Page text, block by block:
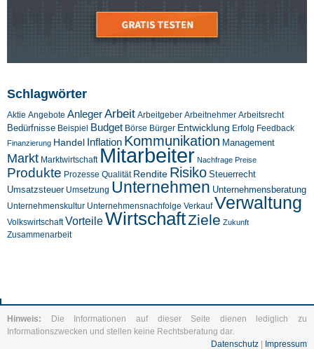
Schlagwörter
Aktie Angebote AnlegerArbeit Arbeitgeber Arbeitnehmer Arbeitsrecht
Bedürfnisse Beispiel Budget Börse Bürger Entwicklung Erfolg Feedback
Finanzierung Handel Inflation Kommunikation Management
Markt Marktwirtschaft Mitarbeiter Nachfrage Preise
Produkte Prozesse Qualität Rendite Risiko Steuerrecht
Umsatzsteuer Umsetzung Unternehmen Unternehmensberatung
Unternehmenskultur Unternehmensnachfolge Verkauf Verwaltung
Volkswirtschaft VorteileWirtschaftZiele Zukunft
Zusammenarbeit
Hinweis: Die Informationen auf dieser Seite dienen lediglich zu
Informationszwecken und stellen keine Rechtsberatung dar.
Datenschutz
Impressum